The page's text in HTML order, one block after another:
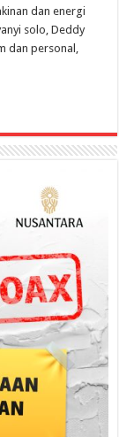
dan energi
solo, Deddy
dan personal,